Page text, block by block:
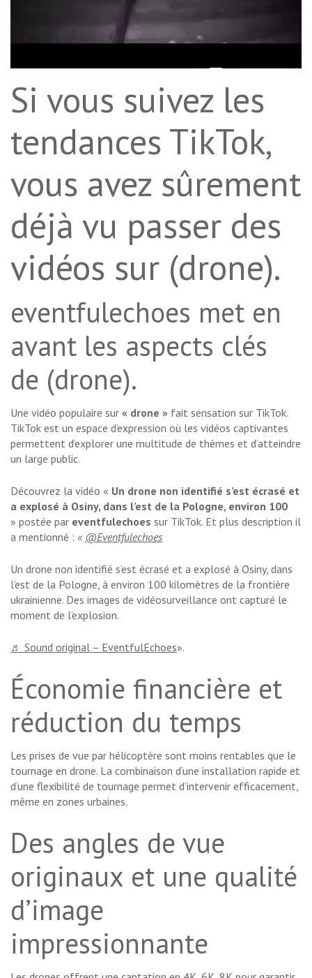
Si vous suivez les
tendances TikTok,
vous avez sûrement
déjà vu passer des
vidéos sur (drone).
eventfulechoes met en
avant les aspects clés
de (drone).
Une vidéo populaire sur « drone » fait sensation sur TikTok.
TikTok est un espace d’expression où les vidéos captivantes
permettent d’explorer une multitude de thèmes et d’atteindre
un large public.
Découvrez la vidéo « Un drone non identifié s’est écrasé et
a explosé à Osiny, dans l’est de la Pologne, environ 100
» postée par eventfulechoes sur TikTok. Et plus description il
a mentionné : « @Eventfulechoes
Un drone non identifié s’est écrasé et a explosé à Osiny, dans
l’est de la Pologne, à environ 100 kilomètres de la frontière
ukrainienne. Des images de vidéosurveillance ont capturé le
moment de l’explosion.
♬ Sound original – EventfulEchoes».
Économie financière et
réduction du temps
Les prises de vue par hélicoptère sont moins rentables que le
tournage en drone. La combinaison d’une installation rapide et
d’une flexibilité de tournage permet d’intervenir efficacement,
même en zones urbaines.
Des angles de vue
originaux et une qualité
d’image
impressionnante